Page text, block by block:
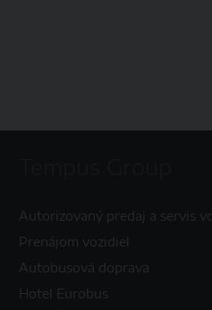
Autorizovaný predaj a servis
Prenájom vozidiel
Autobusová doprava
Hotel Eurobus